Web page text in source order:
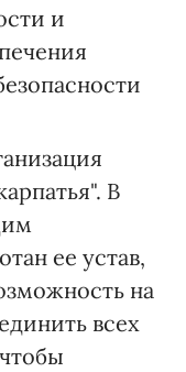
и
В
ее устав,
на
всех